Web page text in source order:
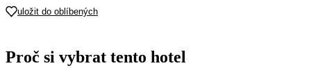
18
6 629
6 289 5 729
uložit do oblíbených
Proč si vybrat tento hotel